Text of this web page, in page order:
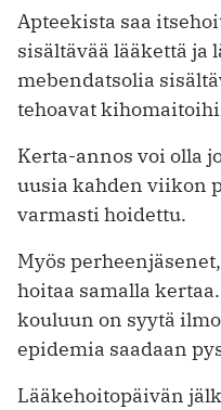
Apteekista saa
sisältävää lääkettä ja
mebendatsolia
tehoavat
Kerta-annos voi olla
uusia kahden viikon
varmasti hoidettu.
Myös
hoitaa samalla
kouluun on syytä
epidemia saadaan
Lääkehoitopäivän